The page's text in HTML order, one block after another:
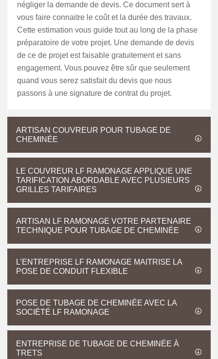
négliger la demande de devis. Ce document sert à
vous faire connaitre le coût et la durée des travaux.
Cette estimation vous guide tout au long de la phase
préparatoire de votre projet. Une demande de devis
de ce de projet est faisable gratuitement et sans
engagement. Vous pouvez être sûr que seulement
quand vous serez satisfait du devis que nous
passons à une signature de contrat du projet.
ARTISAN COUVREUR POUR TUBAGE DE
CHEMINÉE
LE COUVREUR LF RAMONAGE APPLIQUE UNE
TARIFICATION ABORDABLE AVEC PLUSIEURS
GRILLES TARIFAIRES
ARTISAN LF RAMONAGE VOTRE PARTENAIRE
TECHNIQUE POUR TUBAGE DE CHEMINÉE
L’ENTREPRISE LF RAMONAGE MAITRISE LA
POSE DE CONDUIT FLEXIBLE
POSE DE TUBAGE DE CHEMINÉE AVEC LA
SOCIÉTÉ LF RAMONAGE
ENTREPRISE DE TUBAGE DE CHEMINÉE À
TRETS